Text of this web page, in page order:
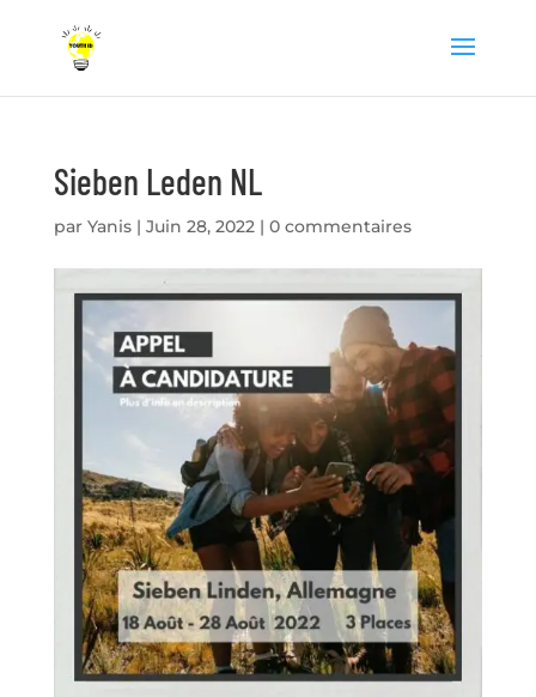
Sieben Leden NL
par Yanis| Juin 28, 2022| 0 commentaires